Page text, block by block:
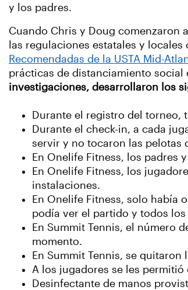
y los padres.
Cuando Chris y Doug comenzaron
las regulaciones estatales y
Recomendadas de la USTA Mid-
prácticas de distanciamiento
investigaciones, desarrollaron los
Durante el registro del torneo,
Durante el check-in, a cada
servir y no tocaron las pelotas
En Onelife Fitness, los
En Onelife Fitness, los
instalaciones.
En Onelife Fitness, solo había
podía ver el partido y todos
En Summit Tennis, el número
momento.
En Summit Tennis, se
A los jugadores se les
Desinfectante de manos